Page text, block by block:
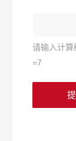
请输入计算
=7